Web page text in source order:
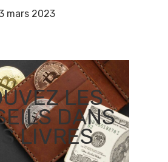
mars 2023
LES
DANS
LIVRES